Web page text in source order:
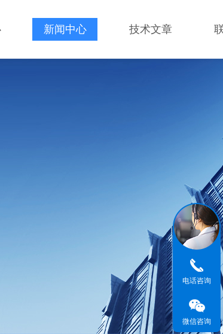
新闻中心 技术文章
电话咨询
微信咨询